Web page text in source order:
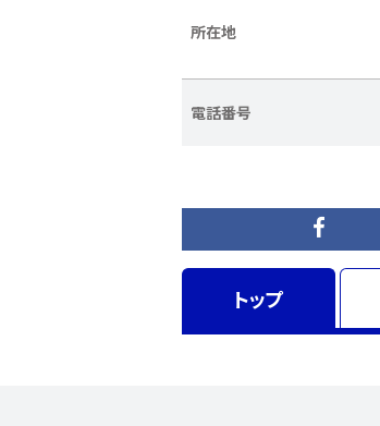
所在地
電話番号
トップ